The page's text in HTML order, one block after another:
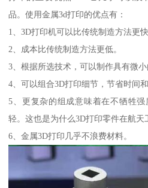
品。使用金属3d打印的优点有：
1、3D打印机可以比传统制造方法更
2、成本比传统制造方法更低。
3、根据所选技术，可以制作具有微小
4、可以组合3D打印细节，节省时间和
5、更复杂的组成意味着在不牺牲
轻。这也是为什么3D打印零件在航天
6、金属3D打印几乎不浪费材料。